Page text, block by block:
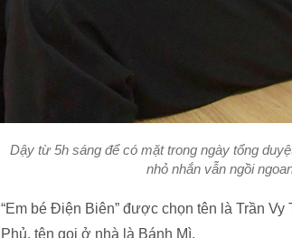
Dậy từ 5h sáng để có mặt trong ngày tổng
nhỏ nhắn vẫn ngồi
“Em bé Điện Biên” được chọn tên là Trần
Phủ, tên gọi ở nhà là Bánh Mì.